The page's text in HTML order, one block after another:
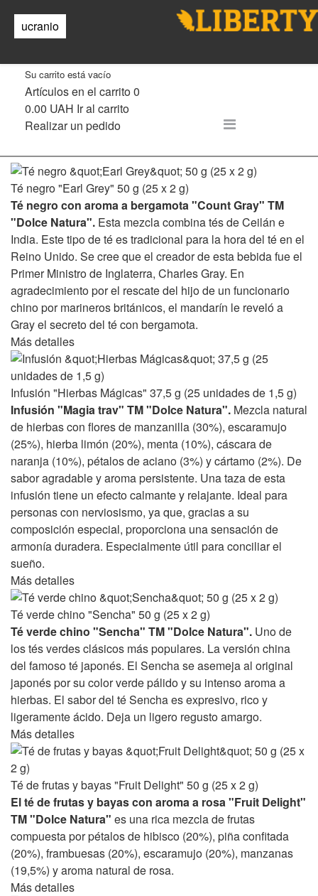
ucranio
Su carrito está vacío
Artículos en el carrito0
0.00 UAH Ir al carrito
Realizar un pedido
Té negro "Earl Grey" 50 g (25 x 2 g)
Té negro con aroma a bergamota "Count Gray" TM
"Dolce Natura". Esta mezcla combina tés de Ceilán e
India. Este tipo de té es tradicional para la hora del té en el
Reino Unido. Se cree que el creador de esta bebida fue el
Primer Ministro de Inglaterra, Charles Gray. En
agradecimiento por el rescate del hijo de un funcionario
chino por marineros británicos, el mandarín le reveló a
Gray el secreto del té con bergamota.
Más detalles
Infusión "Hierbas Mágicas" 37,5 g (25 unidades de 1,5 g)
Infusión "Magia trav" TM "Dolce Natura". Mezcla natural
de hierbas con flores de manzanilla (30%), escaramujo
(25%), hierba limón (20%), menta (10%), cáscara de
naranja (10%), pétalos de aciano (3%) y cártamo (2%). De
sabor agradable y aroma persistente. Una taza de esta
infusión tiene un efecto calmante y relajante. Ideal para
personas con nerviosismo, ya que, gracias a su
composición especial, proporciona una sensación de
armonía duradera. Especialmente útil para conciliar el
sueño.
Más detalles
Té verde chino "Sencha" 50 g (25 x 2 g)
Té verde chino "Sencha" TM "Dolce Natura". Uno de
los tés verdes clásicos más populares. La versión china
del famoso té japonés. El Sencha se asemeja al original
japonés por su color verde pálido y su intenso aroma a
hierbas. El sabor del té Sencha es expresivo, rico y
ligeramente ácido. Deja un ligero regusto amargo.
Más detalles
Té de frutas y bayas "Fruit Delight" 50 g (25 x 2 g)
El té de frutas y bayas con aroma a rosa "Fruit Delight"
TM "Dolce Natura" es una rica mezcla de frutas
compuesta por pétalos de hibisco (20%), piña confitada
(20%), frambuesas (20%), escaramujo (20%), manzanas
(19,5%) y aroma natural de rosa.
Más detalles